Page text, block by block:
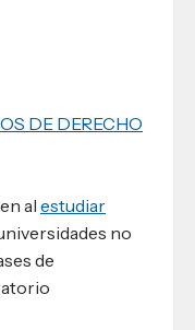
DE DERECHO
al estudiar
no
de